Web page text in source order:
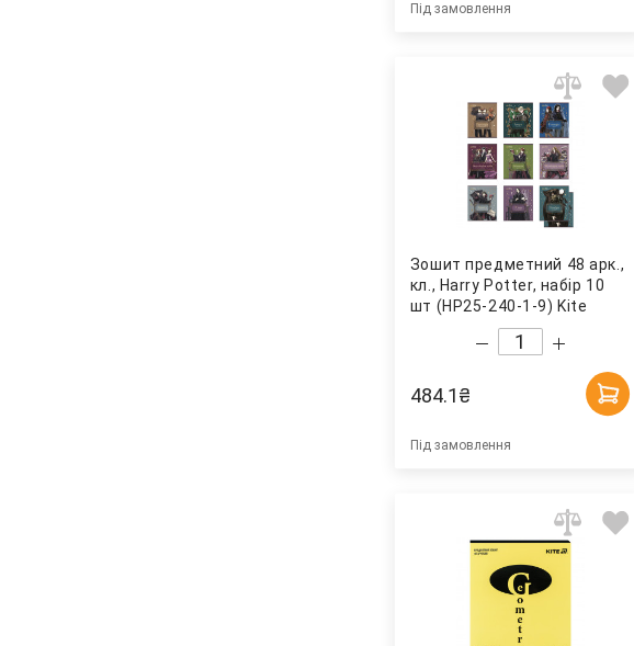
Під замовлення
Зошит предметний 48 арк.,
кл., Harry Potter, набір 10
шт (HP25-240-1-9) Kite
484.1₴
Під замовлення